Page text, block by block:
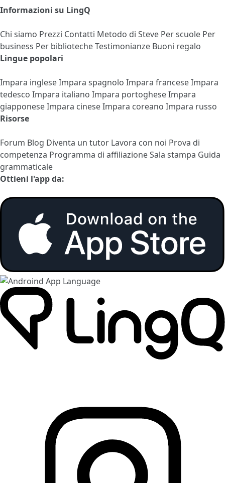
Informazioni su LingQ
Chi siamo Prezzi Contatti Metodo di Steve Per scuole Per
business Per bibliotecheTestimonianze Buoni regalo
Lingue popolari
Impara ingleseImpara spagnolo Impara franceseImpara
tedesco Impara italiano Impara portogheseImpara
giapponeseImpara cineseImpara coreano Impara russo
Risorse
Forum Blog Diventa un tutor Lavora con noi Prova di
competenza Programma di affiliazioneSala stampa Guida
grammaticale
Ottieni l'app da: